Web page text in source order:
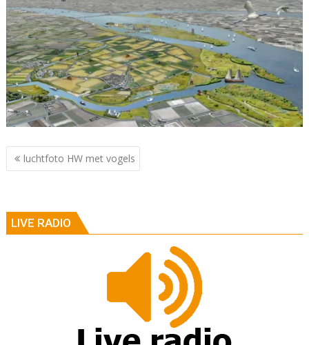
Berichtnavigatie
luchtfoto HW met vogels
LIVE RADIO